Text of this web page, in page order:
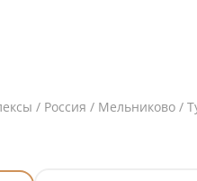
/ Россия / Мельниково /